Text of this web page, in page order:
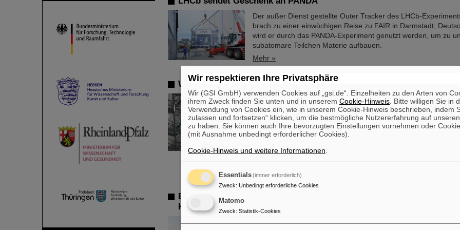
Der außer Dienst gestellte Outer Tracker des LHCb-
brach zu einer einwöchigen Reise zu FAIR in Darmstadt,
wird er durch das PANDA-Experiment genutzt werden, um zu
subatomare Teilchen Materie aufbauen.
Mehr »
Wissenschaft an ihren Platz bringen bei GSI/FAIR mit RI.Logistica
GSI und FAIR sind neues Mitglied der gemeinnützigen
die sich zum Ziel gesetzt hat, durch die Bereitstellung von
Infrastruktur und Standards für die Logistik "Wissenschaft an
bringen“. Der Betrieb und die Verbesserung der bestehenden
und -Experimente sowie der Bau, die Installation und die
künftigen FAIR-Forschungseinrichtungen stellen GSI/FAIR vor
Erfolgreiches Experiment mit FAIR-Detektor in Japan – Erstmalige
Kerns Sauerstoff-28
Wissenschaftler*innen des GSI Helmholtzzentrums für
Wir respektieren Ihre Privatsphäre
Wir (GSI GmbH) verwenden Cookies auf „gsi.de“. Einzelheiten zu den Arten von
ihrem Zweck finden Sie unten und in unserem Cookie-Hinweis . Bitte willigen Sie in
Verwendung von Cookies ein, wie in unserem Cookie-Hinweis beschrieben, indem
zulassen und fortsetzen“ klicken, um die bestmögliche Nutzererfahrung auf
zu haben. Sie können auch Ihre bevorzugten Einstellungen vornehmen oder
(mit Ausnahme unbedingt erforderlicher Cookies).
Cookie-Hinweis und weitere Informationen
Essentials(immer erforderlich)
Zweck: Unbedingt erforderliche Cookies
Matomo
Zweck: Statistik-Cookies